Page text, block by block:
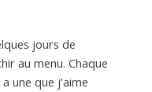
jours de
au menu. Chaque
une que j’aime